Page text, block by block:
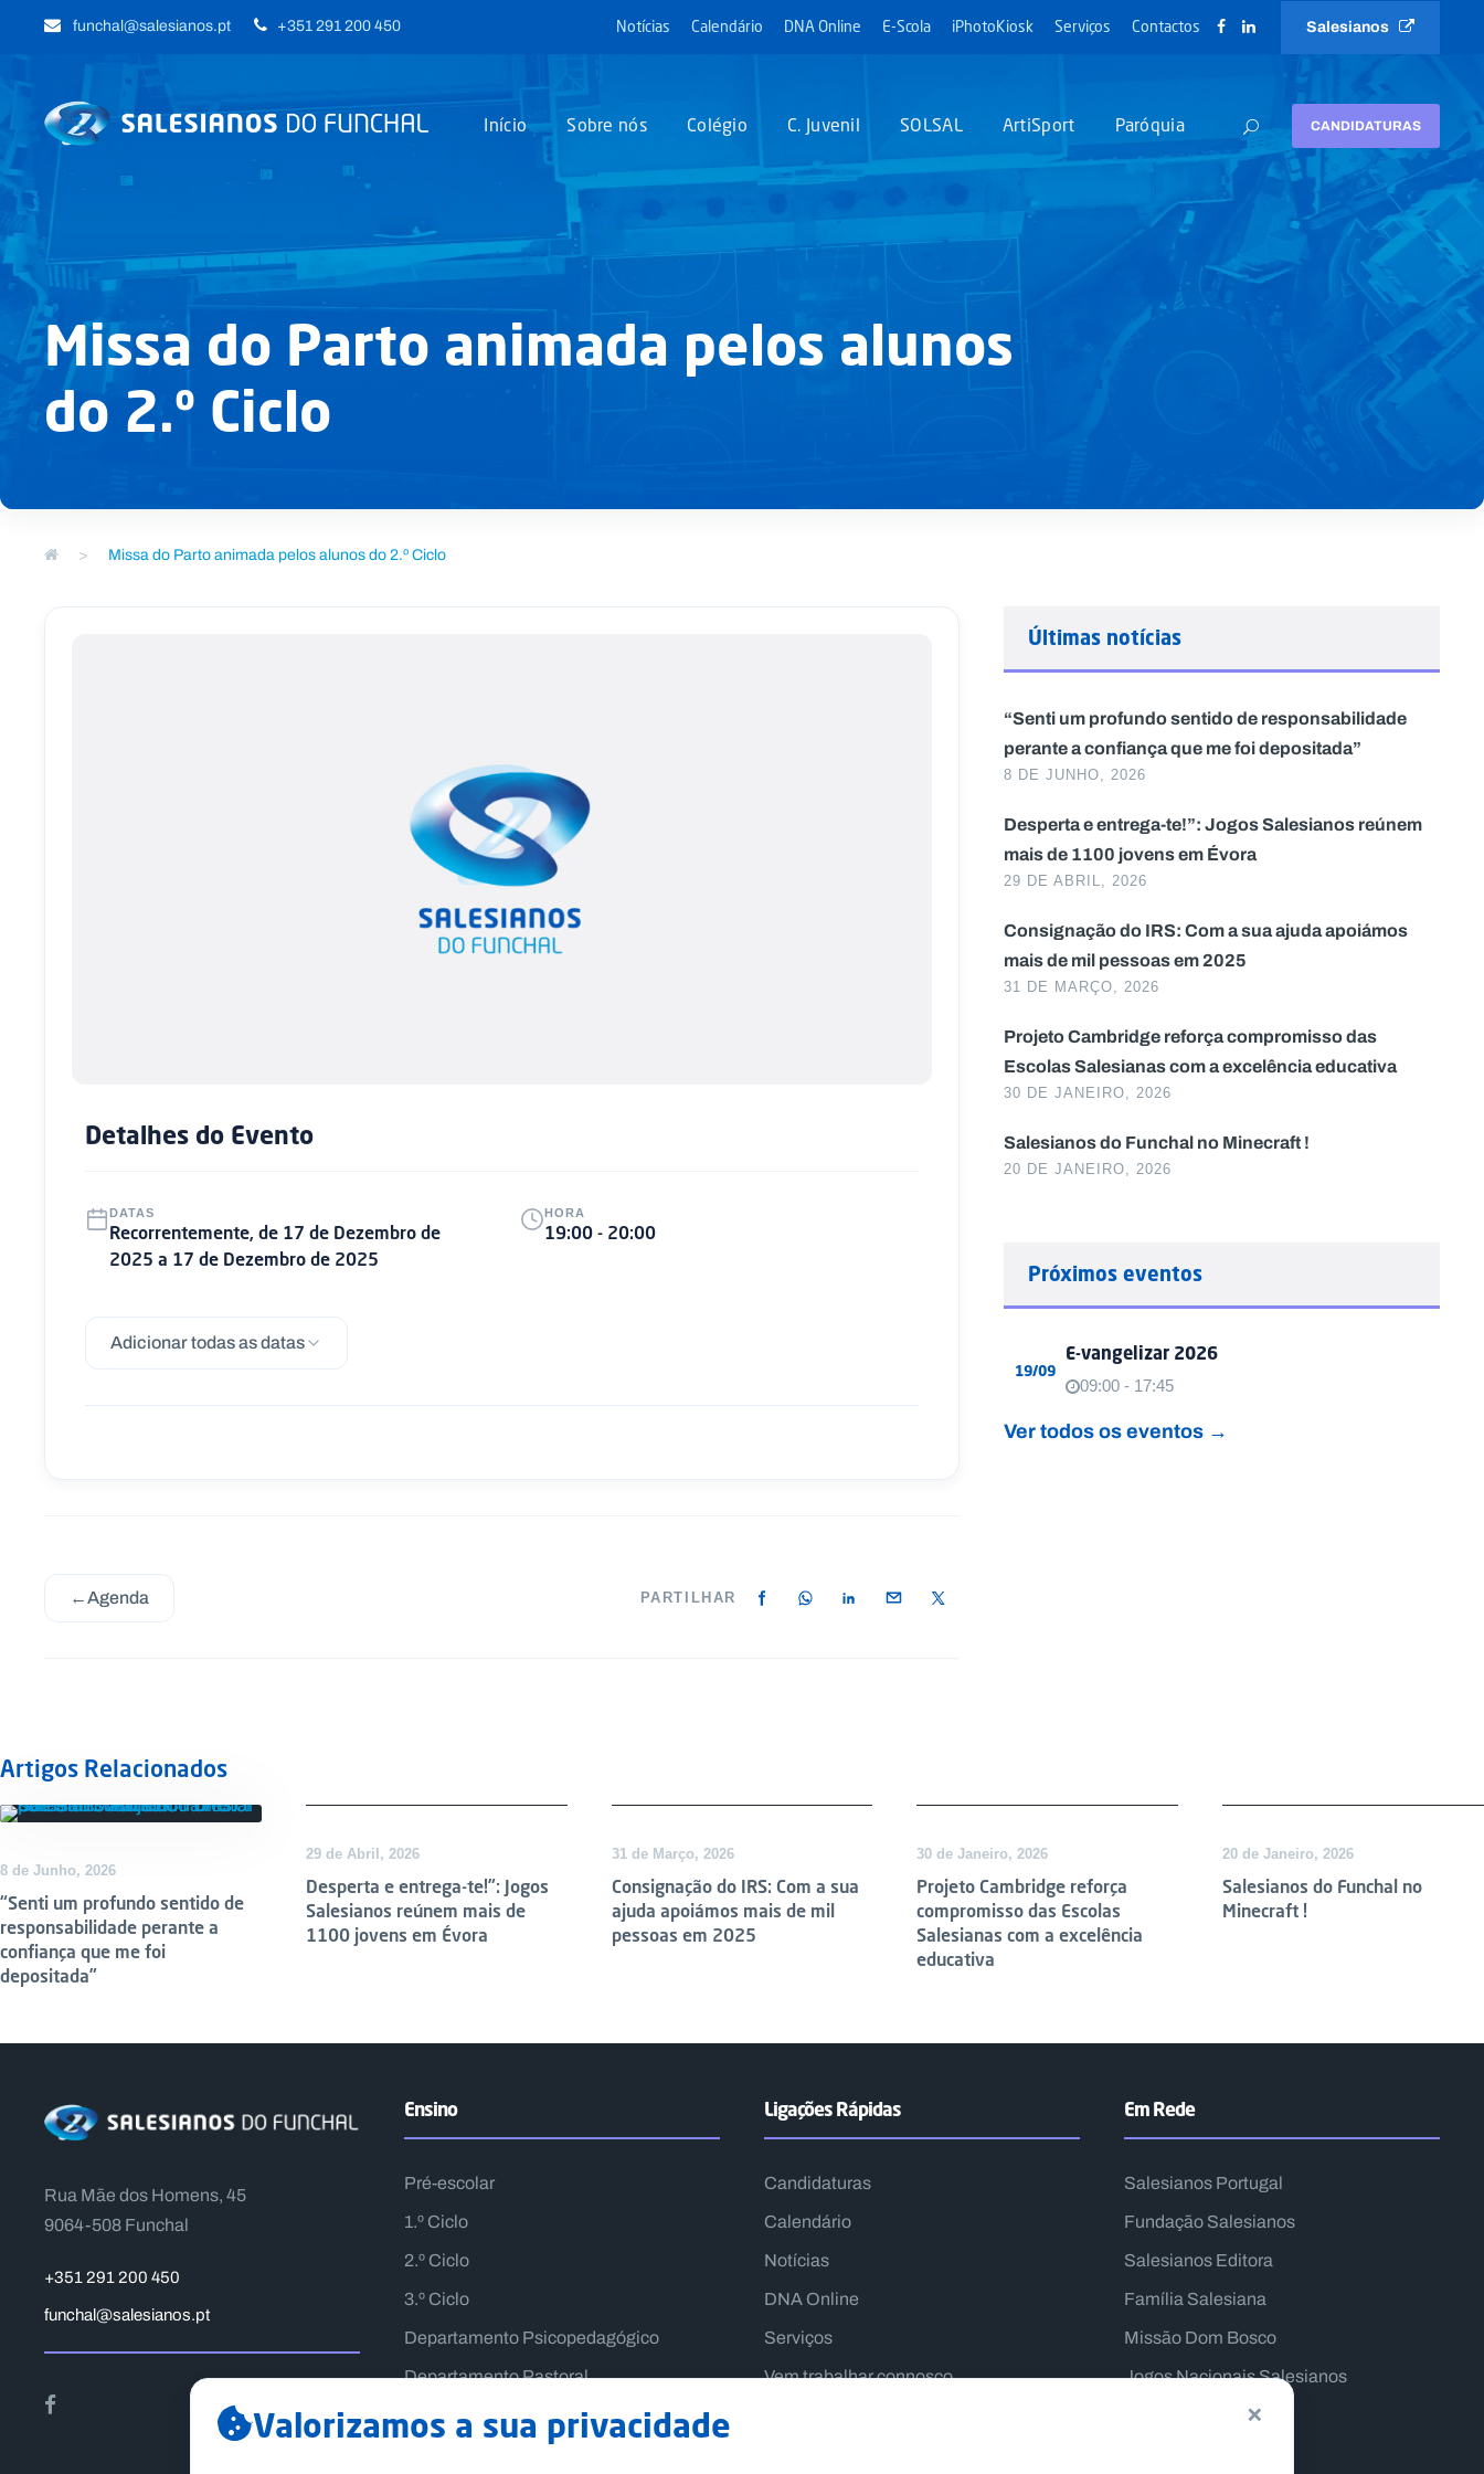
funchal@salesianos.pt +351 291 200 450 Notícias Calendário DNA Online E-Scola iPhotoKiosk Serviços Contactos Salesianos
Início Sobre nós Colégio C. Juvenil SOLSAL ArtiSport Paróquia CANDIDATURAS
Missa do Parto animada pelos alunos
do 2.º Ciclo
> Missa do Parto animada pelos alunos do 2.º Ciclo
Detalhes do Evento
DATAS
Recorrentemente, de 17 de Dezembro de
2025 a 17 de Dezembro de 2025
HORA
19:00 - 20:00
Adicionar todas as datas
←Agenda PARTILHAR
Últimas notícias
“Senti um profundo sentido de responsabilidade
perante a confiança que me foi depositada”
8 DE JUNHO, 2026
Desperta e entrega-te!”: Jogos Salesianos reúnem
mais de 1100 jovens em Évora
29 DE ABRIL, 2026
Consignação do IRS: Com a sua ajuda apoiámos
mais de mil pessoas em 2025
31 DE MARÇO, 2026
Projeto Cambridge reforça compromisso das
Escolas Salesianas com a excelência educativa
30 DE JANEIRO, 2026
Salesianos do Funchal no Minecraft !
20 DE JANEIRO, 2026
Próximos eventos
19/09
E-vangelizar 2026
09:00 - 17:45
Ver todos os eventos →
Artigos Relacionados
8 de Junho, 2026
“Senti um profundo sentido de
responsabilidade perante a
confiança que me foi
depositada”
29 de Abril, 2026
Desperta e entrega-te!”: Jogos
Salesianos reúnem mais de
1100 jovens em Évora
31 de Março, 2026
Consignação do IRS: Com a sua
ajuda apoiámos mais de mil
pessoas em 2025
30 de Janeiro, 2026
Projeto Cambridge reforça
compromisso das Escolas
Salesianas com a excelência
educativa
20 de Janeiro, 2026
Salesianos do Funchal no
Minecraft !
Rua Mãe dos Homens, 45
9064-508 Funchal
+351 291 200 450
funchal@salesianos.pt
Ensino
Pré-escolar
1.º Ciclo
2.º Ciclo
3.º Ciclo
Departamento Psicopedagógico
Departamento Pastoral
Ligações Rápidas
Candidaturas
Calendário
Notícias
DNA Online
Serviços
Vem trabalhar connosco
Em Rede
Salesianos Portugal
Fundação Salesianos
Salesianos Editora
Família Salesiana
Missão Dom Bosco
Jogos Nacionais Salesianos
×
Valorizamos a sua privacidade